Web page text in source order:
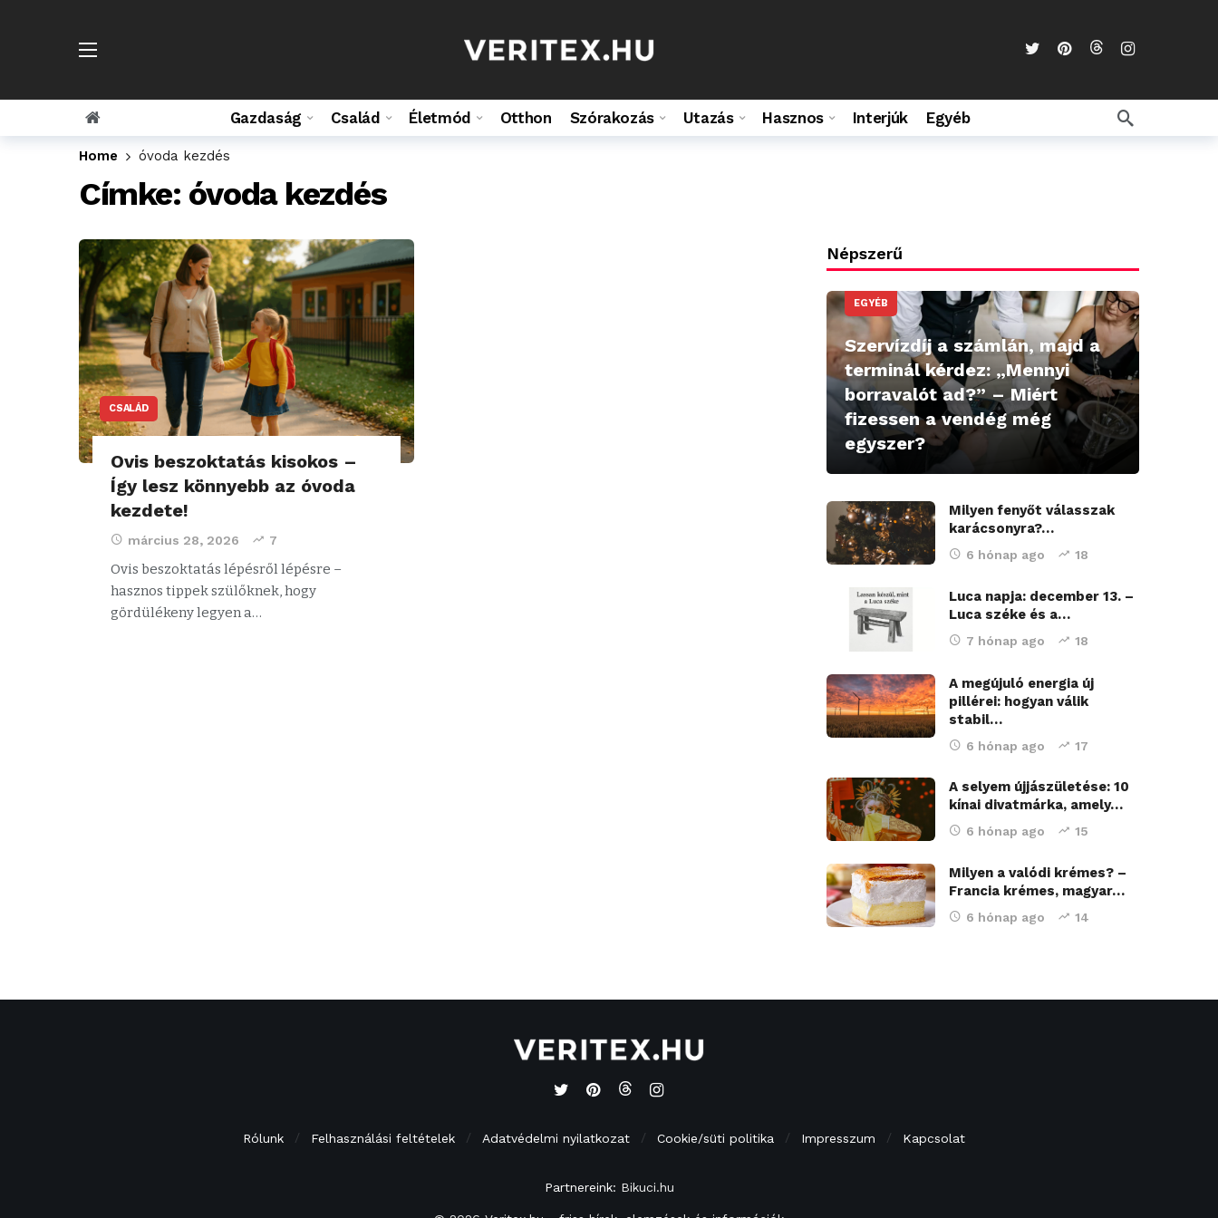
Gazdaság Család Életmód Otthon Szórakozás Utazás Hasznos Interjúk Egyéb
Home óvoda kezdés
Címke: óvoda kezdés
CSALÁD
Ovis beszoktatás kisokos –
Így lesz könnyebb az óvoda
kezdete!
március 28, 2026 7
Ovis beszoktatás lépésről lépésre –
hasznos tippek szülőknek, hogy
gördülékeny legyen a…
Népszerű
EGYÉB
Szervízdíj a számlán, majd a
terminál kérdez: „Mennyi
borravalót ad?” – Miért
fizessen a vendég még
egyszer?
Milyen fenyőt válasszak
karácsonyra?…
6 hónap ago 18
Luca napja: december 13. –
Luca széke és a…
7 hónap ago 18
A megújuló energia új
pillérei: hogyan válik
stabil…
6 hónap ago 17
A selyem újjászületése: 10
kínai divatmárka, amely…
6 hónap ago 15
Milyen a valódi krémes? –
Francia krémes, magyar…
6 hónap ago 14
Rólunk Felhasználási feltételek Adatvédelmi nyilatkozat Cookie/süti politika Impresszum Kapcsolat
Partnereink: Bikuci.hu